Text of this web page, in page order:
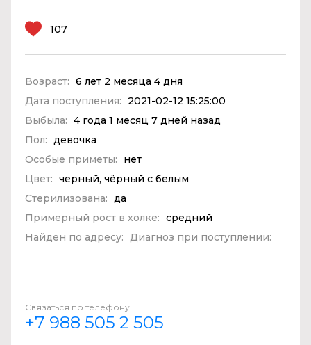
107
Возраст: 6 лет 2 месяца 4 дня
Дата поступления:
2021-02-12 15:25:00
Выбыла: 4 года 1 месяц 7 дней назад
Пол: девочка
Особые приметы:
нет
Цвет: черный, чёрный с белым
Стерилизована: да
Примерный рост в холке: средний
Найден по адресу: Диагноз при поступлении:
Связаться по телефону
+7 988 505 2 505